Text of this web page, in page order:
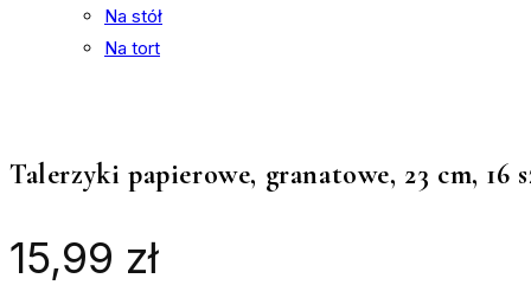
Talerzyki papierowe, granatowe, 23 cm, 16
15,99 zł
Na stół
Na tort